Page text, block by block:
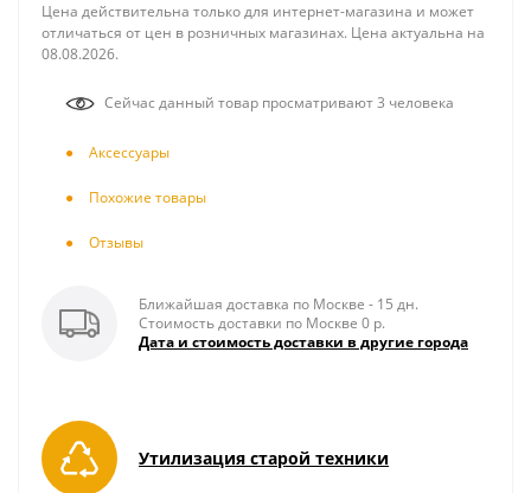
Цена действительна только для интернет-магазина и может
отличаться от цен в розничных магазинах. Цена актуальна на
08.08.2026.
Сейчас данный товар просматривают 3 человека
Аксесcуары
Похожие товары
Отзывы
Ближайшая доставка по Москве - 15 дн.
Стоимость доставки по Москве 0 р.
Дата и стоимость доставки в другие города
Утилизация старой техники